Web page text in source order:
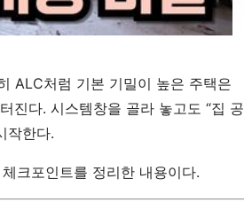
ALC처럼 기본 기밀이 높은 주택은
진다. 시스템창을 골라 놓고도 “집 공
작한다.
크포인트를 정리한 내용이다.